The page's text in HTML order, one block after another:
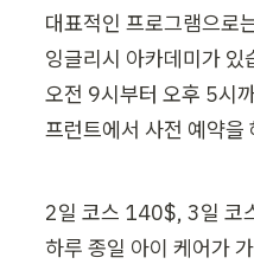
대표적인 프로그램으로
잉글리시 아카데미가 있
오전 9시부터 오후 5시
프런트에서 사전 예약을
2일 코스 140$, 3일 코
하루 종일 아이 케어가